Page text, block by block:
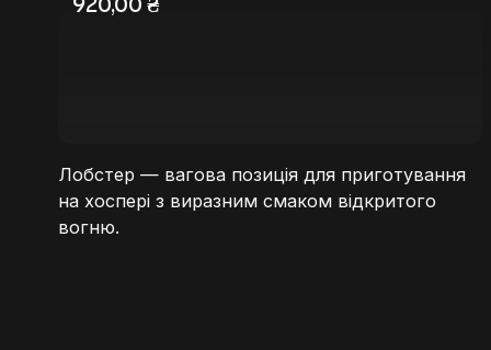
Лобстер — вагова позиція для приготування
на хоспері з виразним смаком відкритого
вогню.